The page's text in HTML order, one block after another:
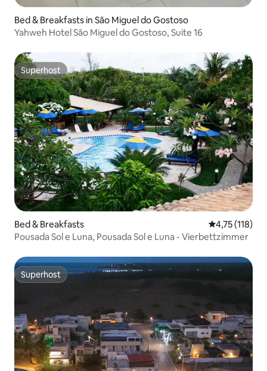
Bed & Breakfasts in São Miguel do Gostoso
Yahweh Hotel São Miguel do Gostoso, Suite 16
Superhost
Superhost
Bed & Breakfasts
4,75 (118)
Pousada Sol e Luna, Pousada Sol e Luna - Vierbettzimmer
Superhost
Superhost